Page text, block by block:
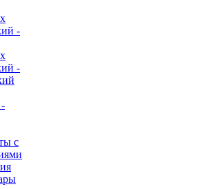
-
-
с